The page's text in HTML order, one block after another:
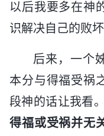
以后我要多在神
识解决自己的败
后来，一个
本分与得福受祸
段神的话让我看
得福或受祸并无